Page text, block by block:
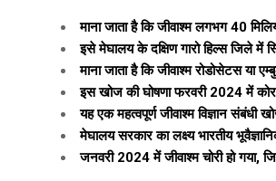
माना जाता है कि जीवाश्म लगभग 40
इसे मेघालय के दक्षिण गारो हिल्स जिले में
माना जाता है कि जीवाश्म रोडोसेटस या
इस खोज की घोषणा फरवरी 2024 में कोर
यह एक महत्वपूर्ण जीवाश्म विज्ञान
मेघालय सरकार का लक्ष्य भारतीय
जनवरी 2024 में जीवाश्म चोरी हो गया,